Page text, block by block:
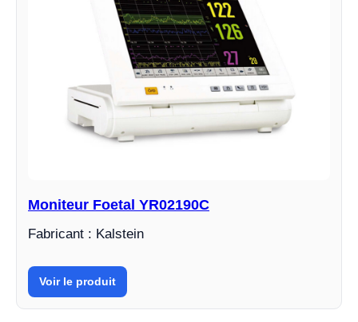
Moniteur Foetal YR02190C
Fabricant : Kalstein
Voir le produit